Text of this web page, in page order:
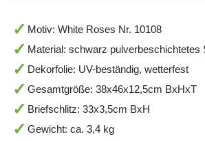
Motiv: White Roses Nr. 10108
Material: schwarz pulverbeschichtetes
Dekorfolie: UV-beständig, wetterfest
Gesamtgröße: 38x46x12,5cm BxHxT
Briefschlitz: 33x3,5cm BxH
Gewicht: ca. 3,4 kg